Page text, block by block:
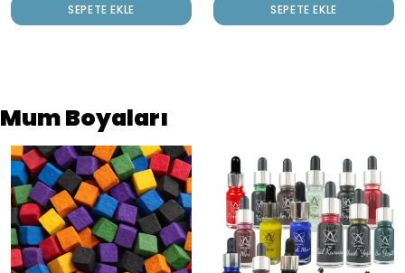
SEPETE EKLE SEPETE EKLE
Mum Boyaları